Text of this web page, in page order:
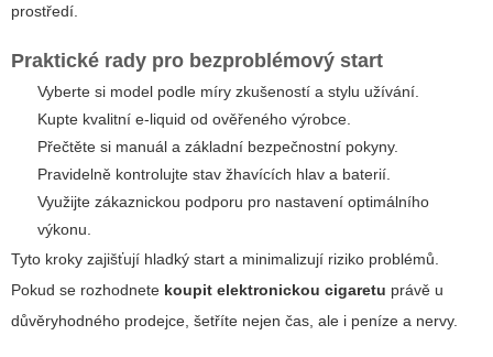
prostředí.
Praktické rady pro bezproblémový start
Vyberte si model podle míry zkušeností a stylu užívání.
Kupte kvalitní e-liquid od ověřeného výrobce.
Přečtěte si manuál a základní bezpečnostní pokyny.
Pravidelně kontrolujte stav žhavících hlav a baterií.
Využijte zákaznickou podporu pro nastavení optimálního
výkonu.
Tyto kroky zajišťují hladký start a minimalizují riziko problémů.
Pokud se rozhodnete koupit elektronickou cigaretu právě u
důvěryhodného prodejce, šetříte nejen čas, ale i peníze a nervy.